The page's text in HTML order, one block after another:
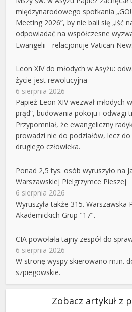
międzynarodowego spotkania
Meeting 2026”, by nie bali się „iść
odpowiadać na współczesne
Ewangelii - relacjonuje Vatican
Leon XIV do młodych w Asyżu:
życie jest rewolucyjna
6 sierpnia 2026
Papież Leon XIV wezwał młodych
prąd”, budowania pokoju i odwagi
Przypomniał, że ewangeliczny
prowadzi nie do podziałów, lecz
drugiego człowieka.
Ponad 2,5 tys. osób wyruszyło na
Warszawskiej Pielgrzymce Pieszej
6 sierpnia 2026
Wyruszyła także 315. Warszawska
Akademickich Grup "17".
CIA powołała tajny zespół do
6 sierpnia 2026
W stronę wyspy skierowano m.in.
szpiegowskie.
Zobacz artykuł z